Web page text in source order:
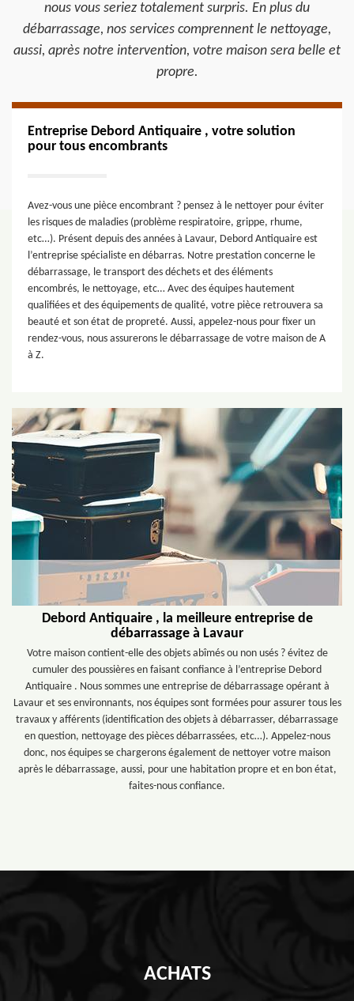
nous vous seriez totalement surpris. En plus du
débarrassage, nos services comprennent le nettoyage,
aussi, après notre intervention, votre maison sera belle et
propre.
Entreprise Debord Antiquaire , votre solution
pour tous encombrants
Avez-vous une pièce encombrant ? pensez à le nettoyer pour éviter
les risques de maladies (problème respiratoire, grippe, rhume,
etc…). Présent depuis des années à Lavaur, Debord Antiquaire est
l’entreprise spécialiste en débarras. Notre prestation concerne le
débarrassage, le transport des déchets et des éléments
encombrés, le nettoyage, etc… Avec des équipes hautement
qualifiées et des équipements de qualité, votre pièce retrouvera sa
beauté et son état de propreté. Aussi, appelez-nous pour fixer un
rendez-vous, nous assurerons le débarrassage de votre maison de A
à Z.
Debord Antiquaire , la meilleure entreprise de
débarrassage à Lavaur
Votre maison contient-elle des objets abîmés ou non usés ? évitez de
cumuler des poussières en faisant confiance à l’entreprise Debord
Antiquaire . Nous sommes une entreprise de débarrassage opérant à
Lavaur et ses environnants, nos équipes sont formées pour assurer tous les
travaux y afférents (identification des objets à débarrasser, débarrassage
en question, nettoyage des pièces débarrassées, etc…). Appelez-nous
donc, nos équipes se chargerons également de nettoyer votre maison
après le débarrassage, aussi, pour une habitation propre et en bon état,
faites-nous confiance.
ACHATS